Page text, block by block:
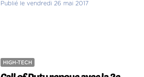
Publié le vendredi 26 mai 2017
HIGH-TECH